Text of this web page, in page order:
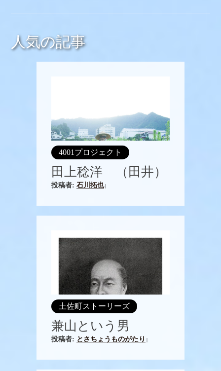
人気の記事
4001プロジェクト
田上稔洋 （田井）
投稿者: 石川拓也|
土佐町ストーリーズ
兼山という男
投稿者: とさちょうものがたり